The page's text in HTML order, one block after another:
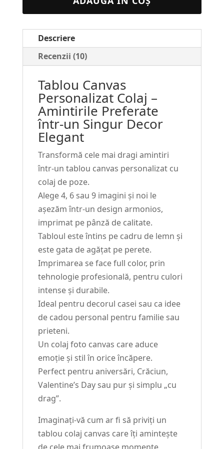
Personalizat
Descriere
Recenzii (10)
Tablou Canvas
Personalizat Colaj –
Amintirile Preferate
într-un Singur Decor
Elegant
Transformă cele mai dragi amintiri
într-un tablou canvas personalizat cu
colaj de poze.
Alege 4, 6 sau 9 imagini și noi le
așezăm într-un design armonios,
imprimat pe pânză de calitate.
Tabloul este întins pe cadru de lemn și
este gata de agățat pe perete.
Imprimarea se face full color, prin
tehnologie profesională, pentru culori
intense și durabile.
Ideal pentru decorul casei sau ca idee
de cadou personal pentru familie sau
prieteni.
Un colaj foto canvas care aduce
emoție și stil în orice încăpere.
Perfect pentru aniversări, Crăciun,
Valentine’s Day sau pur și simplu „cu
drag”.
Imaginați-vă cum ar fi să priviți un
tablou colaj canvas care îți amintește